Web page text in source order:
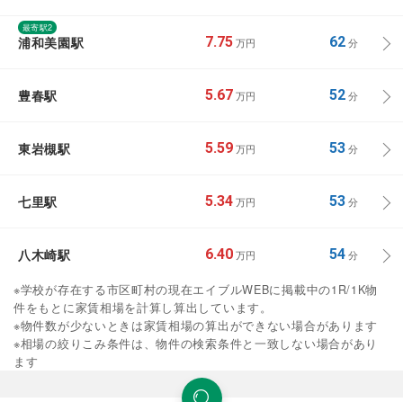
最寄駅2
浦和美園駅 7.75 万円 62分
豊春駅 5.67 万円 52分
東岩槻駅 5.59 万円 53分
七里駅 5.34 万円 53分
八木崎駅 6.40 万円 54分
※学校が存在する市区町村の現在エイブルWEBに掲載中の1R/1K物
件をもとに家賃相場を計算し算出しています。
※物件数が少ないときは家賃相場の算出ができない場合があります
※相場の絞りこみ条件は、物件の検索条件と一致しない場合があり
ます